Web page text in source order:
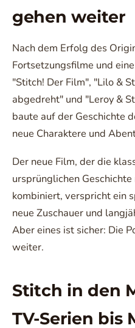
gehen weiter
Nach dem Erfolg des
Fortsetzungsfilme und
"Stitch! Der Film", "Lilo &
abgedreht" und "Leroy &
baute auf der Geschichte
neue Charaktere und
Der neue Film, der die
ursprünglichen
kombiniert, verspricht ein
neue Zuschauer und
Aber eines ist sicher: Die
weiter.
Stitch in den
TV-Serien bis